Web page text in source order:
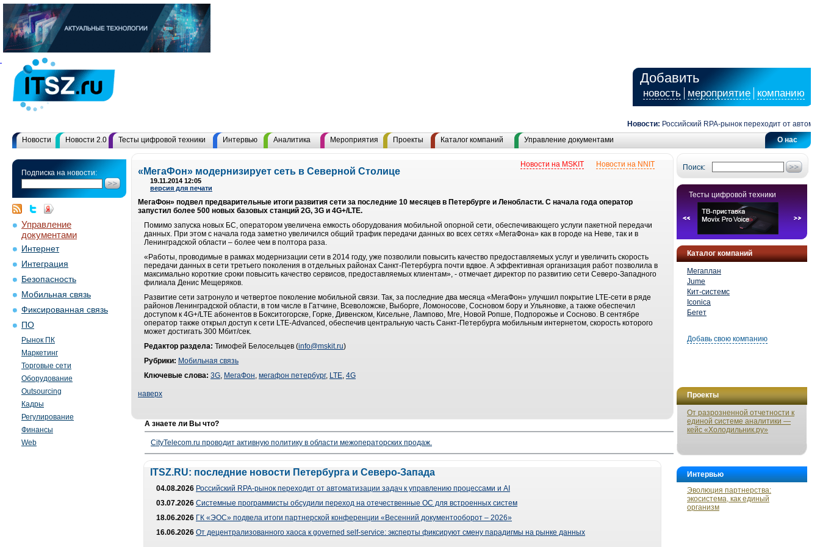
Добавить
новость мероприятие компанию
Новости: Российский RPA-рынок переходит от
О нас
Новости Новости 2.0 Тесты цифровой техники Интервью Аналитика Мероприятия Проекты Каталог компаний Управление документами
Подписка на новости:
Управление
документами
Интернет
Интеграция
Безопасность
Мобильная связь
Фиксированная связь
ПО
Рынок ПК
Маркетинг
Торговые сети
Оборудование
Outsourcing
Кадры
Регулирование
Финансы
Web
Поиск:
Тесты цифровой техники
Каталог компаний
Мегаплан
Jume
Кит-системс
Iconica
Бегет
Добавь свою компанию
Проекты
От разрозненной отчетности к
единой системе аналитики —
кейс «Холодильник.ру»
Интервью
Эволюция партнерства:
экосистема, как единый
организм
Новости на NNIT
Новости на MSKIT
«МегаФон» модернизирует сеть в Северной Столице
19.11.2014 12:05
версия для печати
МегаФон» подвел предварительные итоги развития сети за последние 10 месяцев в Петербурге и Ленобласти. С начала года оператор
запустил более 500 новых базовых станций 2G, 3G и 4G+/LTE.
Помимо запуска новых БС, оператором увеличена емкость оборудования мобильной опорной сети, обеспечивающего услуги пакетной передачи
данных. При этом с начала года заметно увеличился общий трафик передачи данных во всех сетях «МегаФона» как в городе на Неве, так и в
Ленинградской области – более чем в полтора раза.
«Работы, проводимые в рамках модернизации сети в 2014 году, уже позволили повысить качество предоставляемых услуг и увеличить скорость
передачи данных в сети третьего поколения в отдельных районах Санкт-Петербурга почти вдвое. А эффективная организация работ позволила в
максимально короткие сроки повысить качество сервисов, предоставляемых клиентам», - отмечает директор по развитию сети Северо-Западного
филиала Денис Мещеряков.
Развитие сети затронуло и четвертое поколение мобильной связи. Так, за последние два месяца «МегаФон» улучшил покрытие LTE-сети в ряде
районов Ленинградской области, в том числе в Гатчине, Всеволожске, Выборге, Ломоносове, Сосновом бору и Ульяновке, а также обеспечил
доступом к 4G+/LTE абонентов в Бокситогорске, Горке, Дивенском, Кисельне, Лампово, Мге, Новой Ропше, Подпорожье и Сосново. В сентябре
оператор также открыл доступ к сети LTE-Advanced, обеспечив центральную часть Санкт-Петербурга мобильным интернетом, скорость которого
может достигать 300 Мбит/сек.
Редактор раздела: Тимофей Белосельцев (info@mskit.ru)
Рубрики: Мобильная связь
Ключевые слова: 3G, МегаФон, мегафон петербург, LTE, 4G
наверх
А знаете ли Вы что?
CityTelecom.ru проводит активную политику в области межоператорских продаж.
ITSZ.RU: последние новости Петербурга и Северо-Запада
04.08.2026 Российский RPA-рынок переходит от автоматизации задач к управлению процессами и AI
03.07.2026 Системные программисты обсудили переход на отечественные ОС для встроенных систем
18.06.2026 ГК «ЭОС» подвела итоги партнерской конференции «Весенний документооборот – 2026»
16.06.2026 От децентрализованного хаоса к governed self-service: эксперты фиксируют смену парадигмы на рынке данных